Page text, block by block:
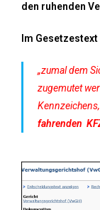
den ruhenden
Im
„zumal dem
zugemutet
fahrenden